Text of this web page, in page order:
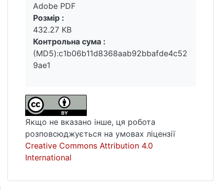
Adobe PDF
Розмір :
432.27 KB
Контрольна сума :
(MD5):c1b06b11d8368aab92bbafde4c52
9ae1
Якщо не вказано інше, ця робота
розповсюджується на умовах ліцензії
Creative Commons Attribution 4.0
International